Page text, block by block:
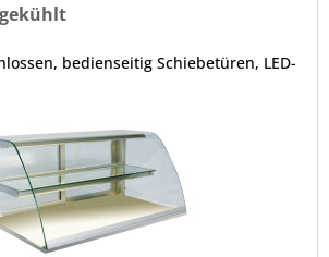
bedienseitig Schiebetüren, LED-